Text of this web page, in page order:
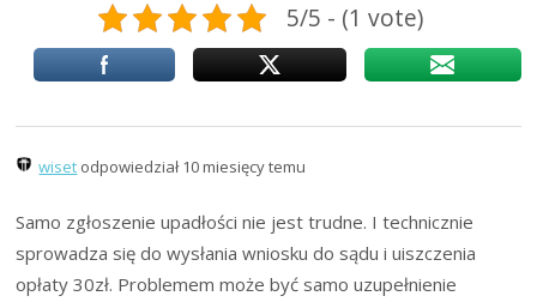
5/5 - (1 vote)
wiset odpowiedział 10 miesięcy temu
Samo zgłoszenie upadłości nie jest trudne. I technicznie
sprowadza się do wysłania wniosku do sądu i uiszczenia
opłaty 30zł. Problemem może być samo uzupełnienie